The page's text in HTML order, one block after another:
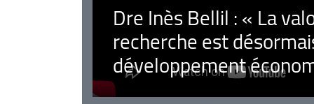
Dre Inès Bellil : « La
recherche est
développement